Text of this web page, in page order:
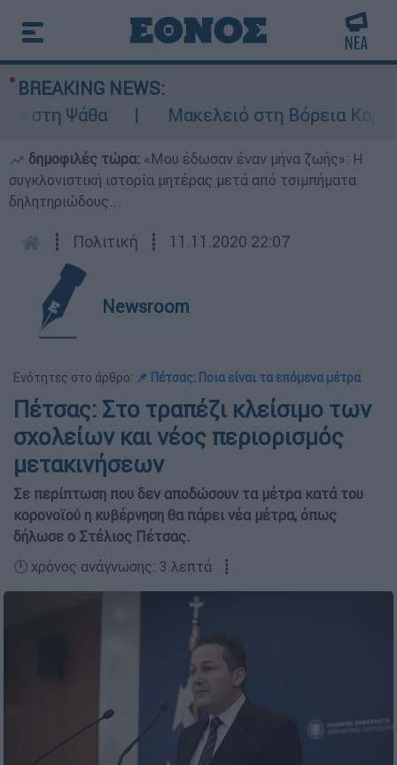
BREAKING NEWS:
Ψάθα
Μακελειό στη Βόρεια
δημοφιλές τώρα: «Μου έδωσαν έναν μήνα ζωής»: Η
συγκλονιστική ιστορία μητέρας μετά από τσιμπήματα
δηλητηριώδους...
┋ Πολιτική ┋ 11.11.2020 22:07
Newsroom
Ενότητες στο άρθρο: 📌 Πέτσας: Ποια είναι τα επόμενα μέτρα
Πέτσας: Στο τραπέζι κλείσιμο των
σχολείων και νέος περιορισμός
μετακινήσεων
Σε περίπτωση που δεν αποδώσουν τα μέτρα κατά του
κορονοϊού η κυβέρνηση θα πάρει νέα μέτρα, όπως
δήλωσε ο Στέλιος Πέτσας.
🕛 χρόνος ανάγνωσης: 3 λεπτά ┋